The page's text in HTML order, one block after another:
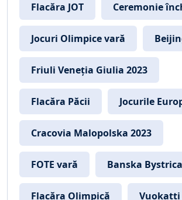
Flacăra JOT Ceremonie
Jocuri Olimpice vară
Friuli Veneția Giulia 2023
Flacăra Păcii Jocurile
Cracovia Malopolska 2023
FOTE vară Banska
Flacăra Olimpică Vuokatti